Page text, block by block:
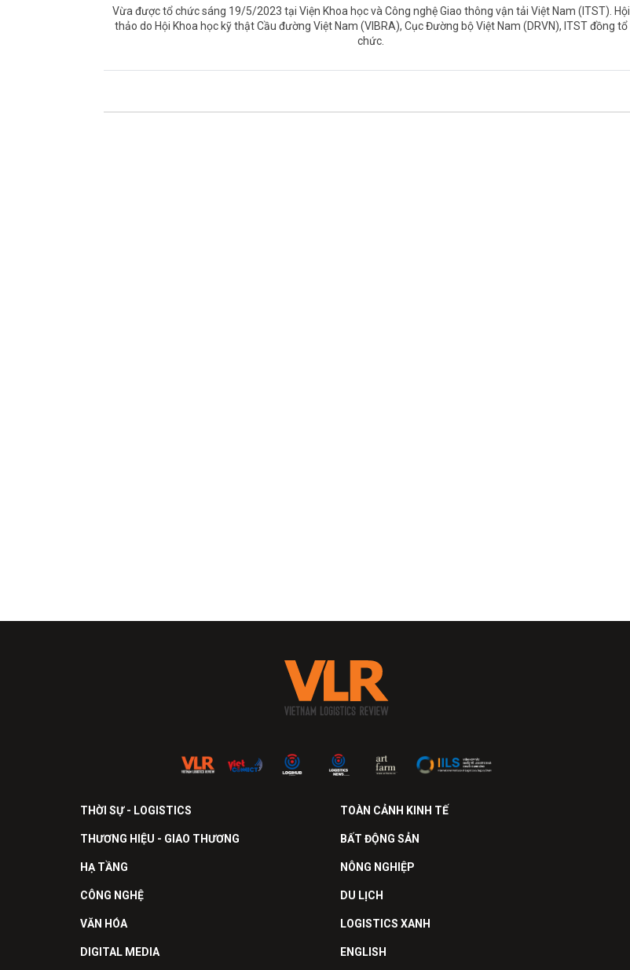
Vừa được tổ chức sáng 19/5/2023 tại Viện Khoa học và Công nghệ Giao thông vận tải Việt Nam (ITST). Hội
thảo do Hội Khoa học kỹ thật Cầu đường Việt Nam (VIBRA), Cục Đường bộ Việt Nam (DRVN), ITST đồng tổ
chức.
THỜI SỰ - LOGISTICS TOÀN CẢNH KINH TẾ
THƯƠNG HIỆU - GIAO THƯƠNG BẤT ĐỘNG SẢN
HẠ TẦNG NÔNG NGHIỆP
CÔNG NGHỆ DU LỊCH
VĂN HÓA LOGISTICS XANH
DIGITAL MEDIA ENGLISH